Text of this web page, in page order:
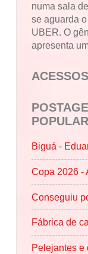
numa sala
se aguarda
UBER. O
apresenta
Biguá -
Copa 2026 -
Conseguiu
Fábrica de
Pelejantes e